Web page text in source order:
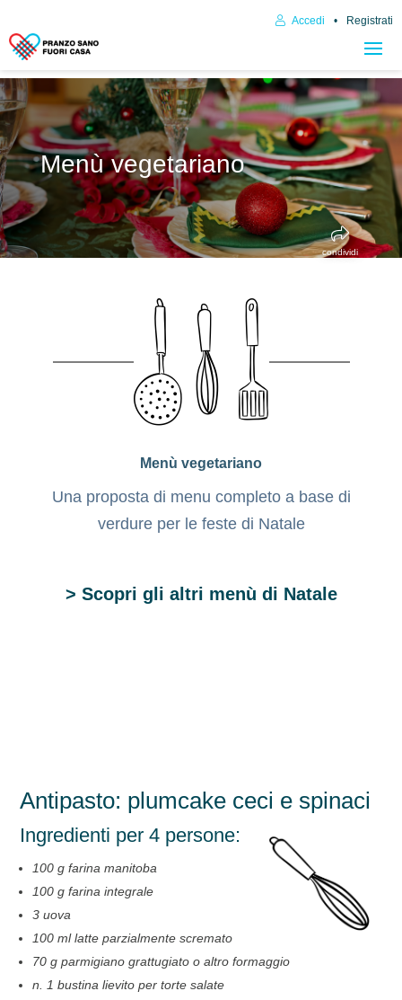
Accedi Registrati
Menù vegetariano
condividi
Antipasto: plumcake ceci e spinaci
Ingredienti per 4 persone:
100 g farina manitoba
100 g farina integrale
3 uova
100 ml latte parzialmente scremato
70 g parmigiano grattugiato o altro formaggio
n. 1 bustina lievito per torte salate
Menù vegetariano
Una proposta di menu completo a base di
verdure per le feste di Natale
> Scopri gli altri menù di Natale